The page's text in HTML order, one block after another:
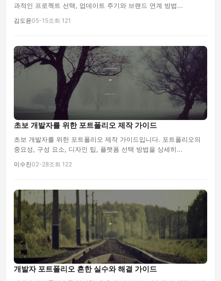
과적인 프로젝트 선택, 업데이트 주기와 브랜드 연계 방법...
김도윤05-15조회 121
초보 개발자를 위한 포트폴리오 제작 가이드
초보 개발자를 위한 포트폴리오 제작 가이드입니다. 포트폴리오의
중요성, 구성 요소, 디자인 팁, 플랫폼 선택 방법을 상세히...
이수진02-28조회 122
개발자 포트폴리오 흔한 실수와 해결 가이드